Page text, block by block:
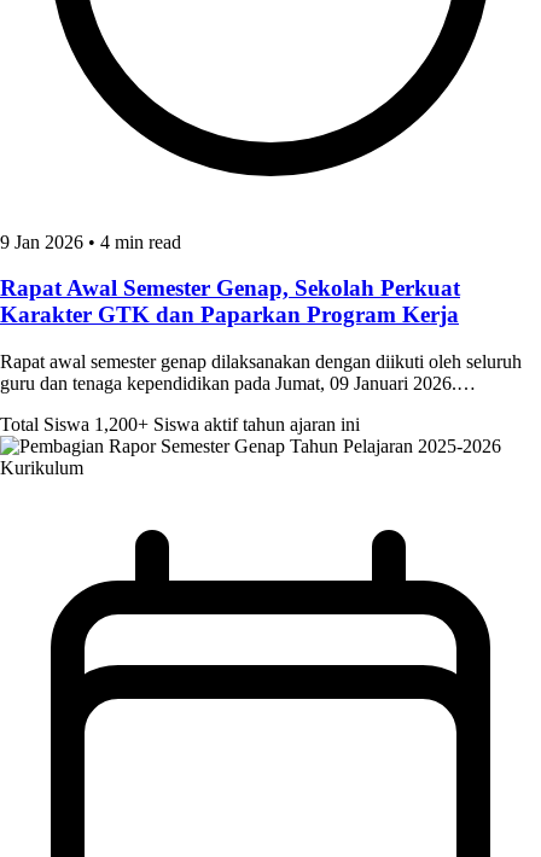
9 Jan 2026 • 4 min read
Rapat Awal Semester Genap, Sekolah Perkuat
Karakter GTK dan Paparkan Program Kerja
Rapat awal semester genap dilaksanakan dengan diikuti oleh seluruh
guru dan tenaga kependidikan pada Jumat, 09 Januari 2026.…
Total Siswa 1,200+ Siswa aktif tahun ajaran ini
Kurikulum